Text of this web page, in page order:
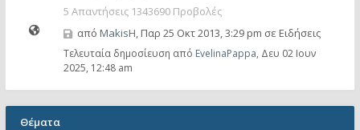
5 Απαντήσεις 1343690 Προβολές
από MakisH, Παρ 25 Οκτ 2013, 3:29 pm σε Ειδήσεις
Τελευταία δημοσίευση από EvelinaPappa, Δευ 02 Ιουν
2025, 12:48 am
Θέματα